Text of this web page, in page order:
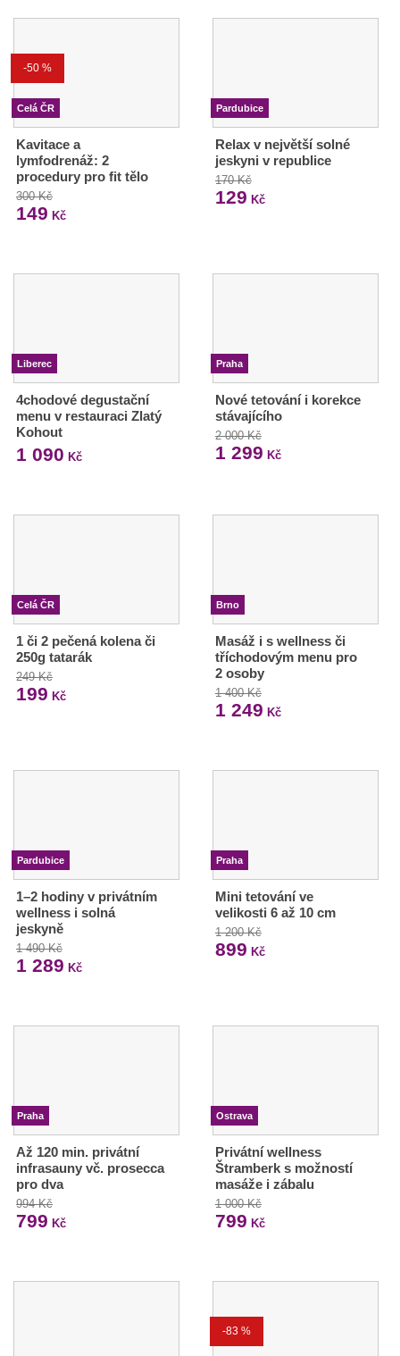
-50 %
Celá ČR
Kavitace a
lymfodrenáž: 2
procedury pro fit tělo
300 Kč
149 Kč
Pardubice
Relax v největší solné
jeskyni v republice
170 Kč
129 Kč
Liberec
4chodové degustační
menu v restauraci Zlatý
Kohout
1 090 Kč
Praha
Nové tetování i korekce
stávajícího
2 000 Kč
1 299 Kč
Celá ČR
1 či 2 pečená kolena či
250g tatarák
249 Kč
199 Kč
Brno
Masáž i s wellness či
tříchodovým menu pro
2 osoby
1 400 Kč
1 249 Kč
Pardubice
1–2 hodiny v privátním
wellness i solná
jeskyně
1 490 Kč
1 289 Kč
Praha
Mini tetování ve
velikosti 6 až 10 cm
1 200 Kč
899 Kč
Praha
Až 120 min. privátní
infrasauny vč. prosecca
pro dva
994 Kč
799 Kč
Ostrava
Privátní wellness
Štramberk s možností
masáže i zábalu
1 000 Kč
799 Kč
-83 %